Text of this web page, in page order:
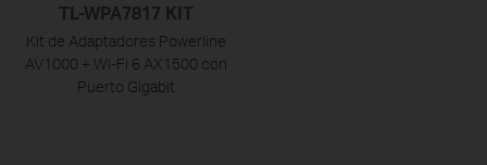
TL-WPA7817 KIT
Kit de Adaptadores Powerline
AV1000 + Wi-Fi 6 AX1500 con
Puerto Gigabit